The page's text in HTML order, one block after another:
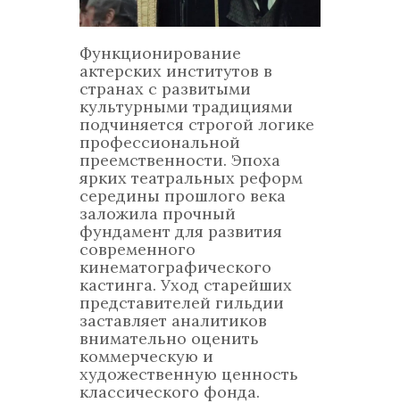
Функционирование
актерских институтов в
странах с развитыми
культурными традициями
подчиняется строгой логике
профессиональной
преемственности. Эпоха
ярких театральных реформ
середины прошлого века
заложила прочный
фундамент для развития
современного
кинематографического
кастинга. Уход старейших
представителей гильдии
заставляет аналитиков
внимательно оценить
коммерческую и
художественную ценность
классического фонда.